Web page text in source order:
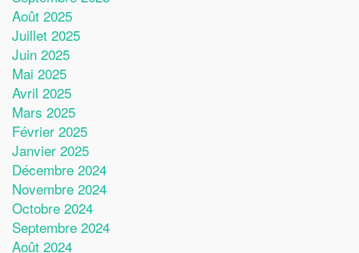
Août 2025
Juillet 2025
Juin 2025
Mai 2025
Avril 2025
Mars 2025
Février 2025
Janvier 2025
Décembre 2024
Novembre 2024
Octobre 2024
Septembre 2024
Août 2024